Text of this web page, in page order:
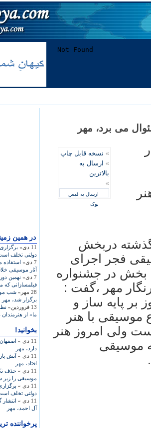
در همين
11 دی»
دولتی تخلف
7 دی»
استفاده
آثار موسیقی
7 دی»
نهمین
فیلمسازانی که
28 مهر»
شب
برگزار شد، مهر
13 فروردین»
ما» از
بخوانید!
11 دی »
دارد، مهر
11 دی »
آتش
افتاد، مهر
11 دی »
حذف
موسیقی را زیر
11 دی »
دولتی تخلف
11 دی »
آل احمد، مهر
پرخواننده
می برد، مهر
» نسخه قابل چاپ
» ارسال به
بالاترین
»
ارسال به فیس
بوک
دربخش
فجر اجرای
بخش در جشنواره
مهر ،گفت :
بر پایه ساز و
موسیقی با هنر
ولی امروز هنر
موسیقی